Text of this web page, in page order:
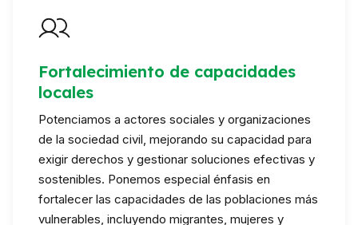
Fortalecimiento de capacidades
locales
Potenciamos a actores sociales y organizaciones
de la sociedad civil, mejorando su capacidad para
exigir derechos y gestionar soluciones efectivas y
sostenibles. Ponemos especial énfasis en
fortalecer las capacidades de las poblaciones más
vulnerables, incluyendo migrantes, mujeres y